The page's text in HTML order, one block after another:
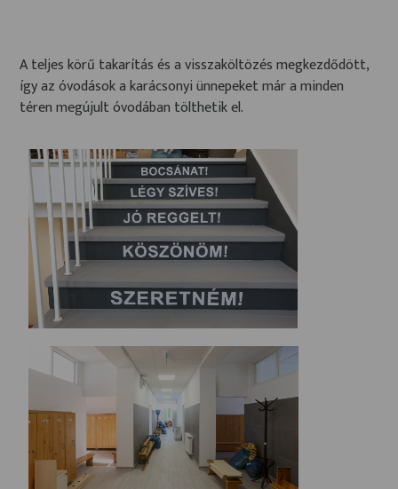
A teljes körű takarítás és a visszaköltözés megkezdődött,
így az óvodások a karácsonyi ünnepeket már a minden
téren megújult óvodában tölthetik el.